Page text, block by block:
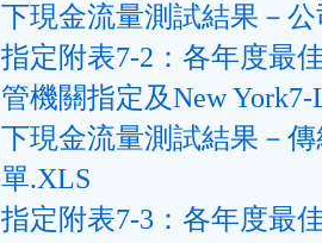
下現金流量測試結果－
指定附表7-2：各年度最
管機關指定及New
下現金流量測試結果－
單.XLS
指定附表7-3：各年度最